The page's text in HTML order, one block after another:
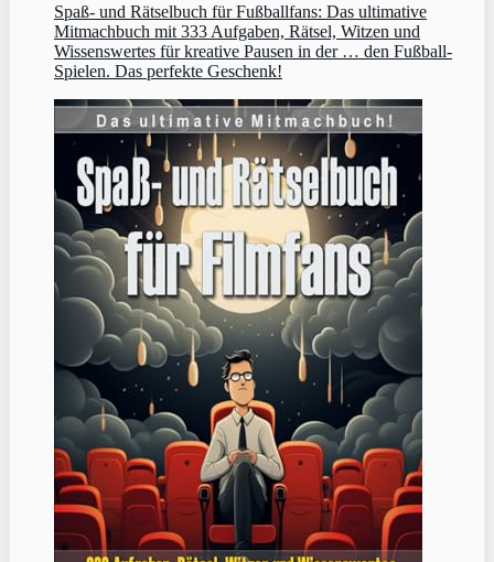
Spaß- und Rätselbuch für Fußballfans: Das ultimative
Mitmachbuch mit 333 Aufgaben, Rätsel, Witzen und
Wissenswertes für kreative Pausen in der … den Fußball-
Spielen. Das perfekte Geschenk!